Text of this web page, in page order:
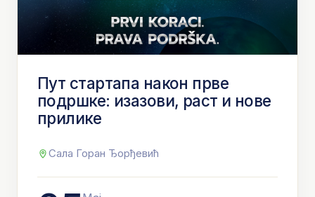
Пут стартапа након прве
подршке: изазови, раст и нове
прилике
Сала Горан Ђорђевић